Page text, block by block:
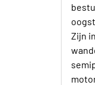
Zijn